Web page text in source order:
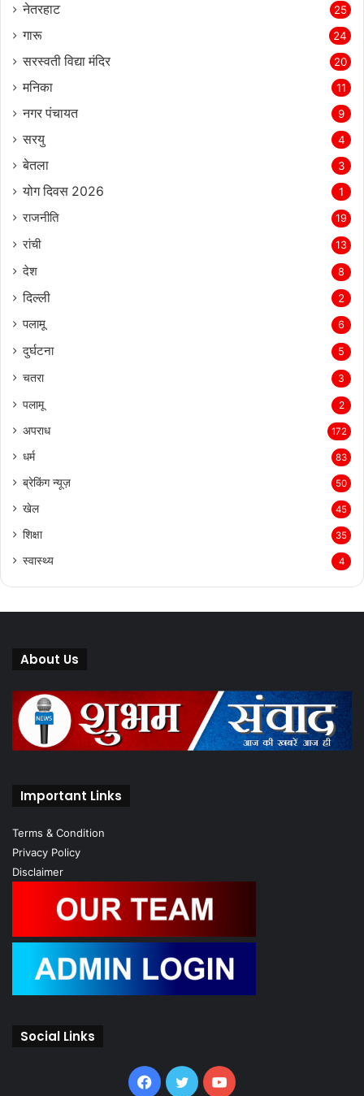
नेतरहाट 25
गारू 24
सरस्‍वती विद्या मंदिर 20
मनिका 11
नगर पंचायत 9
सरयु 4
बेतला 3
योग दिवस 2026 1
राजनीति 19
रांची 13
देश 8
दिल्‍ली 2
पलामू 6
दुर्घटना 5
चतरा 3
पलामू 2
अपराध 172
धर्म 83
ब्रेकिंग न्यूज़ 50
खेल 45
शिक्षा 35
स्वास्थ्य 4
About Us
Important Links
Terms & Condition
Privacy Policy
Disclaimer
Social Links
Facebook
TwitterYouTube